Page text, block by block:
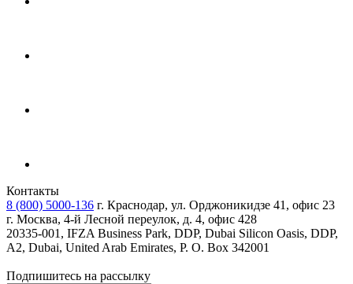
Контакты
8 (800) 5000-136 г. Краснодар, ул. Орджоникидзе 41, офис 23
г. Москва, 4-й Лесной переулок, д. 4, офис 428
20335-001, IFZA Business Park, DDP, Dubai Silicon Oasis, DDP,
A2, Dubai, United Arab Emirates, P. O. Box 342001
Подпишитесь на рассылку